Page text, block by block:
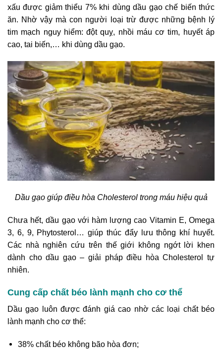
xấu được giảm thiểu 7% khi dùng dầu gạo chế biến thức
ăn. Nhờ vậy mà con người loại trừ được những bệnh lý
tim mạch nguy hiểm: đột quỵ, nhồi máu cơ tim, huyết áp
cao, tai biến,… khi dùng dầu gạo.
Dầu gạo giúp điều hòa Cholesterol trong máu hiệu quả
Chưa hết, dầu gạo với hàm lượng cao Vitamin E, Omega
3, 6, 9, Phytosterol… giúp thúc đẩy lưu thông khí huyết.
Các nhà nghiên cứu trên thế giới không ngớt lời khen
dành cho dầu gạo – giải pháp điều hòa Cholesterol tự
nhiên.
Cung cấp chất béo lành mạnh cho cơ thể
Dầu gạo luôn được đánh giá cao nhờ các loại chất béo
lành mạnh cho cơ thể:
38% chất béo không bão hòa đơn;